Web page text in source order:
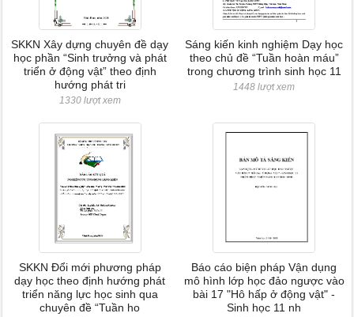
SKKN Xây dựng chuyên đề dạy
học phần “Sinh trưởng và phát
triển ở động vật” theo định
hướng phát tri
1330 lượt xem
Sáng kiến kinh nghiệm Dạy học
theo chủ đề “Tuần hoàn máu”
trong chương trình sinh học 11
1448 lượt xem
SKKN Đổi mới phương pháp
dạy học theo định hướng phát
triển năng lực học sinh qua
chuyên đề “Tuần ho
Báo cáo biện pháp Vận dụng
mô hình lớp học đảo ngược vào
bài 17 "Hô hấp ở động vật" -
Sinh học 11 nh